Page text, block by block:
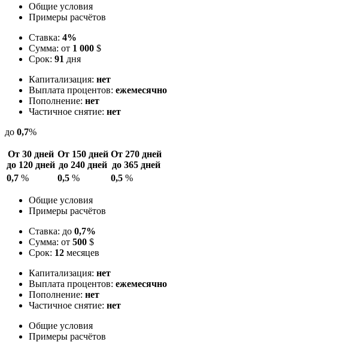
Общие условия
Примеры расчётов
Ставка: 4%
Сумма: от 1 000 $
Срок: 91 дня
Капитализация: нет
Выплата процентов: ежемесячно
Пополнение: нет
Частичное снятие: нет
до 0,7%
От 30 дней
до 120 дней
От 150 дней
до 240 дней
От 270 дней
до 365 дней
0,7 % 0,5 % 0,5 %
Общие условия
Примеры расчётов
Ставка: до 0,7%
Сумма: от 500 $
Срок: 12 месяцев
Капитализация: нет
Выплата процентов: ежемесячно
Пополнение: нет
Частичное снятие: нет
Общие условия
Примеры расчётов